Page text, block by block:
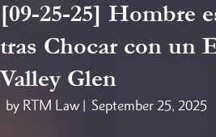
[09-25-25] Hombre
tras Chocar con un
Valley Glen
by RTM Law | September 25, 2025